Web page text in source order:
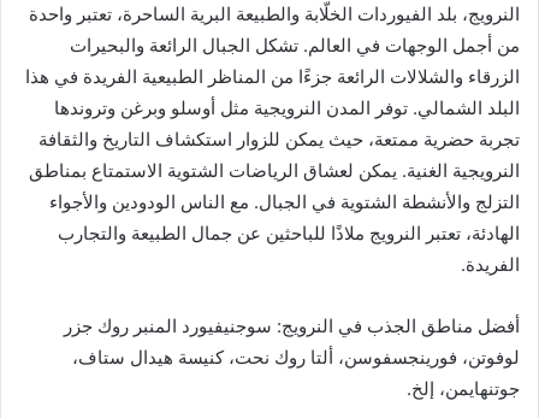
النرويج، بلد الفيوردات الخلّابة والطبيعة البرية الساحرة، تعتبر واحدة
من أجمل الوجهات في العالم. تشكل الجبال الرائعة والبحيرات
الزرقاء والشلالات الرائعة جزءًا من المناظر الطبيعية الفريدة في هذا
البلد الشمالي. توفر المدن النرويجية مثل أوسلو وبرغن وتروندها
تجربة حضرية ممتعة، حيث يمكن للزوار استكشاف التاريخ والثقافة
النرويجية الغنية. يمكن لعشاق الرياضات الشتوية الاستمتاع بمناطق
التزلج والأنشطة الشتوية في الجبال. مع الناس الودودين والأجواء
الهادئة، تعتبر النرويج ملاذًا للباحثين عن جمال الطبيعة والتجارب
الفريدة.
أفضل مناطق الجذب في النرويج: سوجنيفيورد المنبر روك جزر
لوفوتن، فورينجسفوسن، ألتا روك نحت، كنيسة هيدال ستاف،
جوتنهايمن، إلخ.